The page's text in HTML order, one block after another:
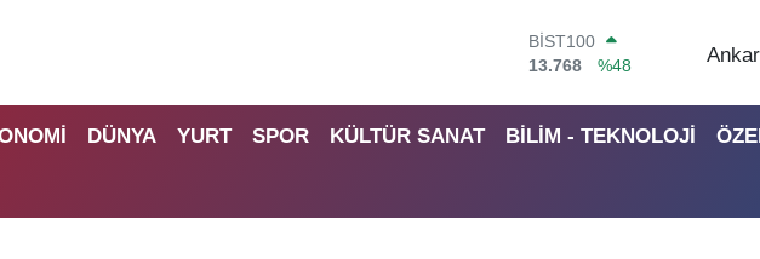
BITCOIN
64.602,05
%0.69
EURO
DÜNYA YURT SPOR KÜLTÜR SANAT BİLİM - TEKNOLOJİ